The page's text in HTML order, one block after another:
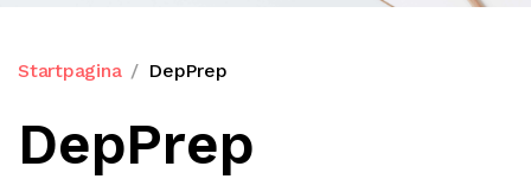
Startpagina DepPrep
DepPrep